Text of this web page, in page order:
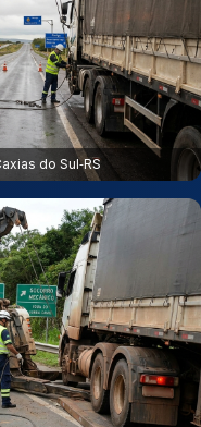
do Sul‑RS